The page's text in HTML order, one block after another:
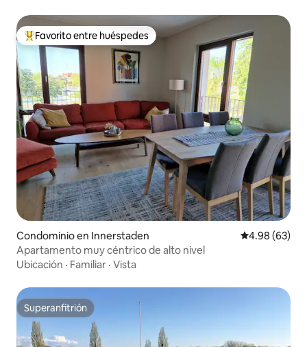
De los mejores en Favorito entre huéspedes
Favorito entre huéspedes
Condominio en Innerstaden Calificación
4.98 (63)
Apartamento muy céntrico de alto nivel
Ubicación · Familiar · Vista
Superanfitrión
Superanfitrión